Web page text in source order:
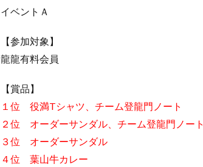
イベントＡ
【参加対象】
龍龍有料会員
【賞品】
１位 役満Tシャツ、チーム登龍門ノート
２位 オーダーサンダル、チーム登龍門ノート
３位 オーダーサンダル
４位 葉山牛カレー